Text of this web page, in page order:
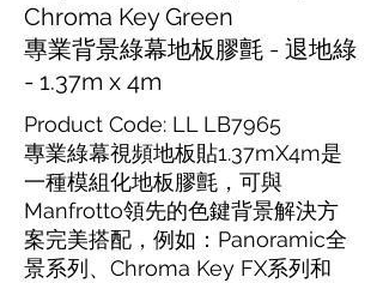
Chroma Key Green
專業背景綠幕地板膠氈 - 退地綠
- 1.37m x 4m
Product Code: LL LB7965
專業綠幕視頻地板貼1.37mX4m是
一種模組化地板膠氈 ，可與
Manfrotto領先的色鍵背景解決方
案完美搭配，例如：Panoramic全
景系列、Chroma Key FX系列和